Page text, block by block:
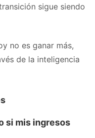
sigue siendo
no es ganar más,
de la inteligencia
si mis ingresos